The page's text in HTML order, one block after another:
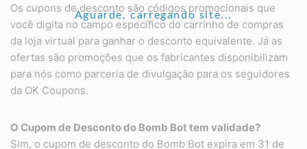
Aguarde, carregando site...
Os cupons de desconto são códigos promocionais que
você digita no campo específico do carrinho de compras
da loja virtual para ganhar o desconto equivalente. Já as
ofertas são promoções que os fabricantes disponibilizam
para nós como parceria de divulgação para os seguidores
da OK Coupons.
O Cupom de Desconto do Bomb Bot tem validade?
Sim, o cupom de desconto do Bomb Bot expira em 31 de